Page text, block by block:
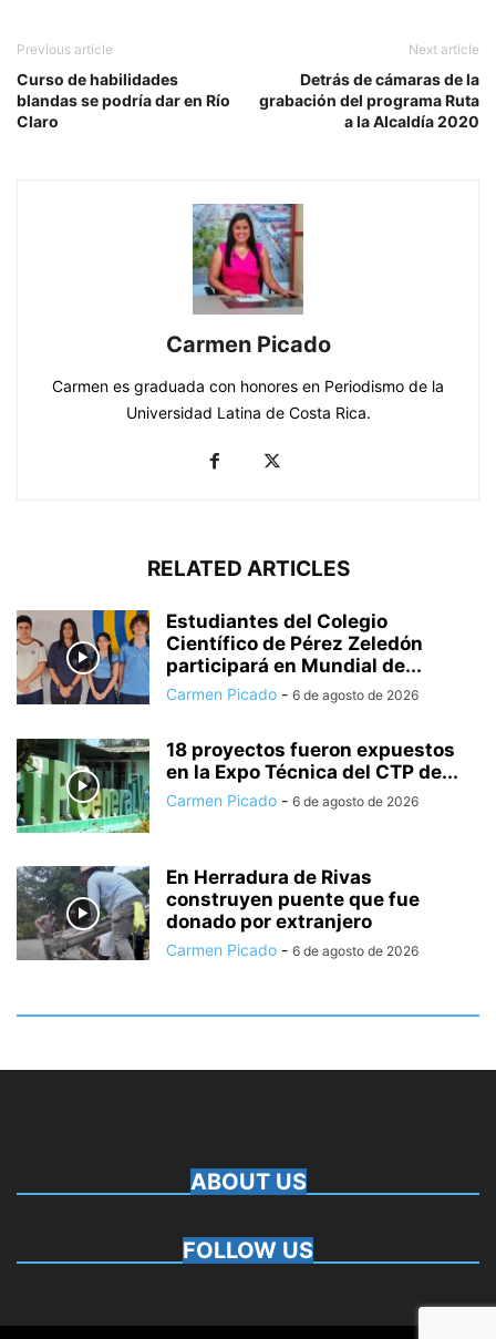
Previous article
Curso de habilidades
blandas se podría dar en Río
Claro
Next article
Detrás de cámaras de la
grabación del programa Ruta
a la Alcaldía 2020
Carmen Picado
Carmen es graduada con honores en Periodismo de la
Universidad Latina de Costa Rica.
RELATED ARTICLES
Estudiantes del Colegio
Científico de Pérez Zeledón
participará en Mundial de...
Carmen Picado - 6 de agosto de 2026
18 proyectos fueron expuestos
en la Expo Técnica del CTP de...
Carmen Picado - 6 de agosto de 2026
En Herradura de Rivas
construyen puente que fue
donado por extranjero
Carmen Picado - 6 de agosto de 2026
ABOUT US
FOLLOW US